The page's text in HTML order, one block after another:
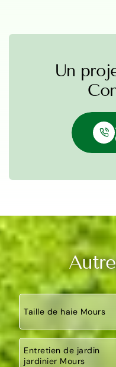
Un
Taille de haie Mours
Entretien de jardin
jardinier Mours